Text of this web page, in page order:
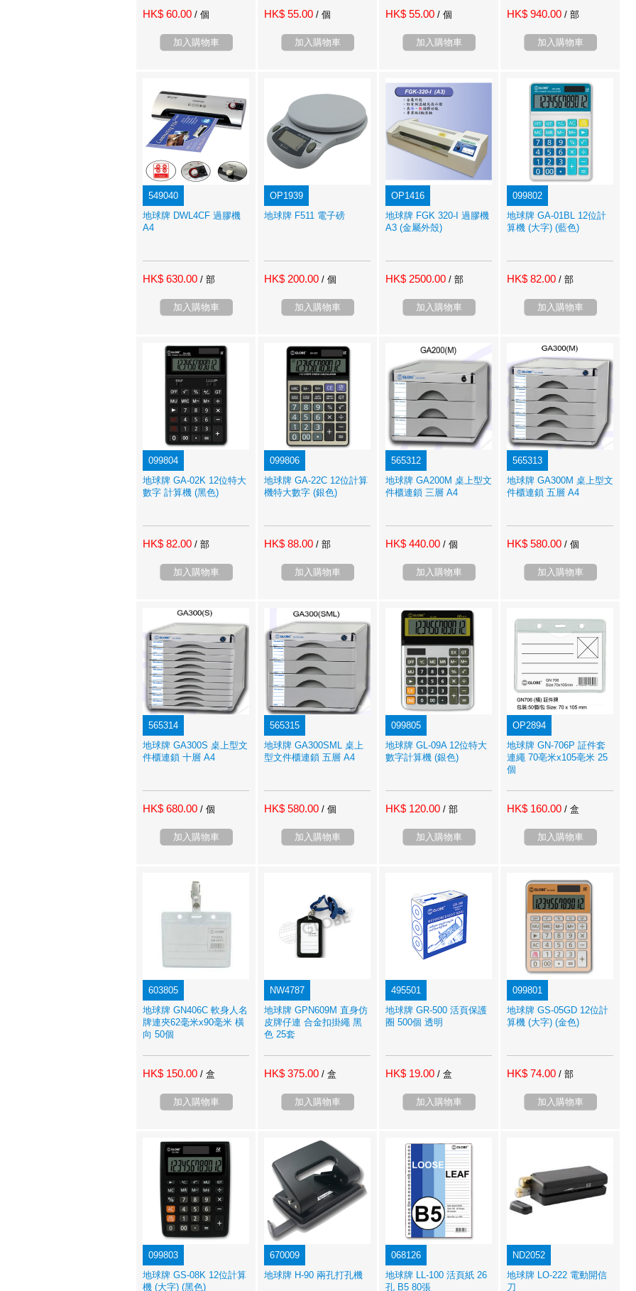
HK$ 60.00 / 個
加入購物車
HK$ 55.00 / 個
加入購物車
HK$ 55.00 / 個
加入購物車
HK$ 940.00 / 部
加入購物車
549040
地球牌 DWL4CF 過膠機
A4
HK$ 630.00 / 部
加入購物車
OP1939
地球牌 F511 電子磅
HK$ 200.00 / 個
加入購物車
OP1416
地球牌 FGK 320-I 過膠機
A3 (金屬外殼)
HK$ 2500.00 / 部
加入購物車
099802
地球牌 GA-01BL 12位計
算機 (大字) (藍色)
HK$ 82.00 / 部
加入購物車
099804
地球牌 GA-02K 12位特大
數字 計算機 (黑色)
HK$ 82.00 / 部
加入購物車
099806
地球牌 GA-22C 12位計算
機特大數字 (銀色)
HK$ 88.00 / 部
加入購物車
565312
地球牌 GA200M 桌上型文
件櫃連鎖 三層 A4
HK$ 440.00 / 個
加入購物車
565313
地球牌 GA300M 桌上型文
件櫃連鎖 五層 A4
HK$ 580.00 / 個
加入購物車
565314
地球牌 GA300S 桌上型文
件櫃連鎖 十層 A4
HK$ 680.00 / 個
加入購物車
565315
地球牌 GA300SML 桌上
型文件櫃連鎖 五層 A4
HK$ 580.00 / 個
加入購物車
099805
地球牌 GL-09A 12位特大
數字計算機 (銀色)
HK$ 120.00 / 部
加入購物車
OP2894
地球牌 GN-706P 証件套
連繩 70亳米x105亳米 25
個
HK$ 160.00 / 盒
加入購物車
603805
地球牌 GN406C 軟身人名
牌連夾62毫米x90毫米 橫
向 50個
HK$ 150.00 / 盒
加入購物車
NW4787
地球牌 GPN609M 直身仿
皮牌仔連 合金扣掛繩 黑
色 25套
HK$ 375.00 / 盒
加入購物車
495501
地球牌 GR-500 活頁保護
圈 500個 透明
HK$ 19.00 / 盒
加入購物車
099801
地球牌 GS-05GD 12位計
算機 (大字) (金色)
HK$ 74.00 / 部
加入購物車
099803
地球牌 GS-08K 12位計算
機 (大字) (黑色)
670009
地球牌 H-90 兩孔打孔機
068126
地球牌 LL-100 活頁紙 26
孔 B5 80張
ND2052
地球牌 LO-222 電動開信
刀